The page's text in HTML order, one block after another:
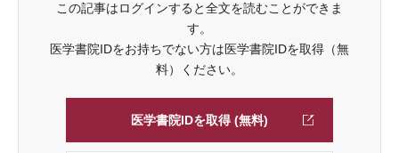
この記事はログインすると全文を読むことができま
す。
医学書院IDをお持ちでない方は医学書院IDを取得（無
料）ください。
医学書院IDを取得 (無料)